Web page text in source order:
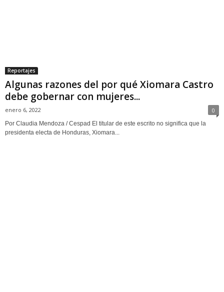
Reportajes
Algunas razones del por qué Xiomara Castro
debe gobernar con mujeres...
enero 6, 2022 0
Por Claudia Mendoza / Cespad El titular de este escrito no significa que la
presidenta electa de Honduras, Xiomara...